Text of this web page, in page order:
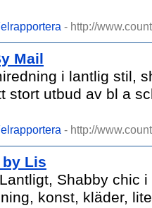
- http://
Mail
i lantlig stil,
stort utbud av bl a
- http://
Lis
Shabby chic
konst, kläder,